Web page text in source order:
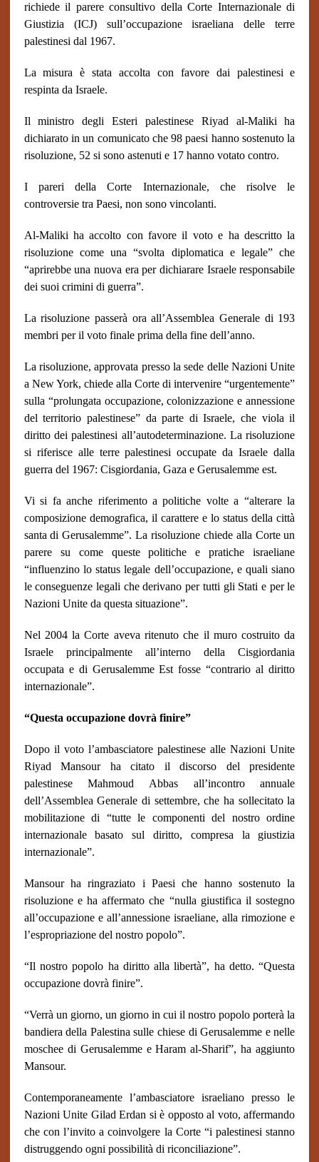
richiede il parere consultivo della Corte Internazionale di
Giustizia (ICJ) sull’occupazione israeliana delle terre
palestinesi dal 1967.
La misura è stata accolta con favore dai palestinesi e
respinta da Israele.
Il ministro degli Esteri palestinese Riyad al-Maliki ha
dichiarato in un comunicato che 98 paesi hanno sostenuto la
risoluzione, 52 si sono astenuti e 17 hanno votato contro.
I pareri della Corte Internazionale, che risolve le
controversie tra Paesi, non sono vincolanti.
Al-Maliki ha accolto con favore il voto e ha descritto la
risoluzione come una “svolta diplomatica e legale” che
“aprirebbe una nuova era per dichiarare Israele responsabile
dei suoi crimini di guerra”.
La risoluzione passerà ora all’Assemblea Generale di 193
membri per il voto finale prima della fine dell’anno.
La risoluzione, approvata presso la sede delle Nazioni Unite
a New York, chiede alla Corte di intervenire “urgentemente”
sulla “prolungata occupazione, colonizzazione e annessione
del territorio palestinese” da parte di Israele, che viola il
diritto dei palestinesi all’autodeterminazione. La risoluzione
si riferisce alle terre palestinesi occupate da Israele dalla
guerra del 1967: Cisgiordania, Gaza e Gerusalemme est.
Vi si fa anche riferimento a politiche volte a “alterare la
composizione demografica, il carattere e lo status della città
santa di Gerusalemme”. La risoluzione chiede alla Corte un
parere su come queste politiche e pratiche israeliane
“influenzino lo status legale dell’occupazione, e quali siano
le conseguenze legali che derivano per tutti gli Stati e per le
Nazioni Unite da questa situazione”.
Nel 2004 la Corte aveva ritenuto che il muro costruito da
Israele principalmente all’interno della Cisgiordania
occupata e di Gerusalemme Est fosse “contrario al diritto
internazionale”.
“Questa occupazione dovrà finire”
Dopo il voto l’ambasciatore palestinese alle Nazioni Unite
Riyad Mansour ha citato il discorso del presidente
palestinese Mahmoud Abbas all’incontro annuale
dell’Assemblea Generale di settembre, che ha sollecitato la
mobilitazione di “tutte le componenti del nostro ordine
internazionale basato sul diritto, compresa la giustizia
internazionale”.
Mansour ha ringraziato i Paesi che hanno sostenuto la
risoluzione e ha affermato che “nulla giustifica il sostegno
all’occupazione e all’annessione israeliane, alla rimozione e
l’espropriazione del nostro popolo”.
“Il nostro popolo ha diritto alla libertà”, ha detto. “Questa
occupazione dovrà finire”.
“Verrà un giorno, un giorno in cui il nostro popolo porterà la
bandiera della Palestina sulle chiese di Gerusalemme e nelle
moschee di Gerusalemme e Haram al-Sharif”, ha aggiunto
Mansour.
Contemporaneamente l’ambasciatore israeliano presso le
Nazioni Unite Gilad Erdan si è opposto al voto, affermando
che con l’invito a coinvolgere la Corte “i palestinesi stanno
distruggendo ogni possibilità di riconciliazione”.